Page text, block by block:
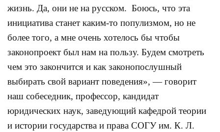
жизнь. Да, они не на русском. Боюсь, что эта
инициатива станет каким-то популизмом, но не
более того, а мне очень хотелось бы чтобы
законопроект был нам на пользу. Будем смотреть
чем это закончится и как законопослушный
выбирать свой вариант поведения», — говорит
наш собеседник, профессор, кандидат
юридических наук, заведующий кафедрой теории
и истории государства и права СОГУ им. К. Л.